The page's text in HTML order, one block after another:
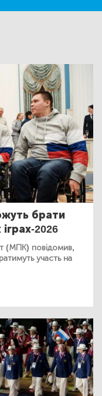
брати
2026
(МПК) повідомив,
участь на